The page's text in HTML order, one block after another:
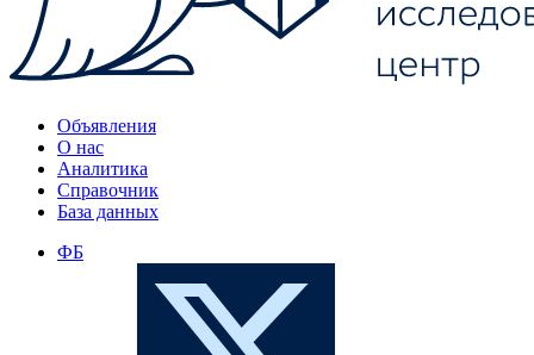
Объявления
О нас
Аналитика
Справочник
База данных
ФБ